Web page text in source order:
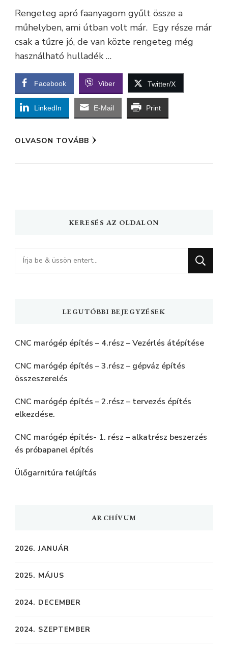
Rengeteg apró faanyagom gyűlt össze a
műhelyben, ami útban volt már. Egy része már
csak a tűzre jó, de van közte rengeteg még
használható hulladék …
Facebook Viber Twitter/X
LinkedIn E-Mail Print
OLVASON TOVÁBB
KERESÉS AZ OLDALON
Keres
valamit?
LEGUTÓBBI BEJEGYZÉSEK
CNC marógép építés – 4.rész – Vezérlés átépítése
CNC marógép építés – 3.rész – gépváz építés
összeszerelés
CNC marógép építés – 2.rész – tervezés építés
elkezdése.
CNC marógép építés- 1. rész – alkatrész beszerzés
és próbapanel építés
Ülőgarnitúra felújítás
ARCHÍVUM
2026. JANUÁR
2025. MÁJUS
2024. DECEMBER
2024. SZEPTEMBER